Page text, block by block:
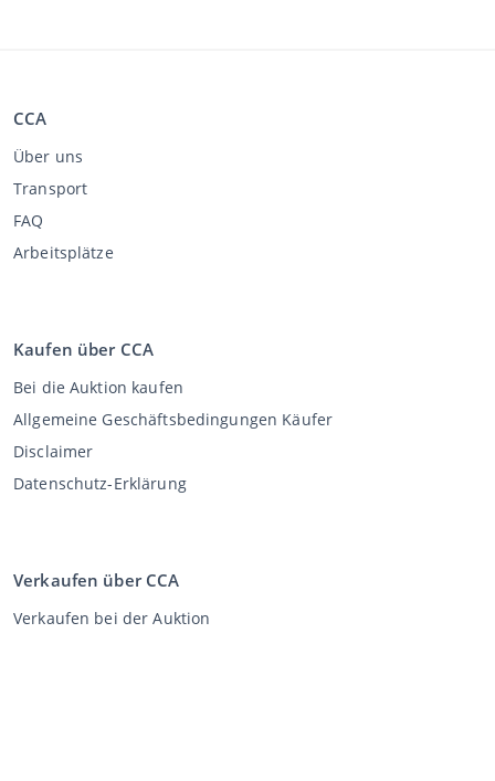
CCA
Über uns
Transport
FAQ
Arbeitsplätze
Kaufen über CCA
Bei die Auktion kaufen
Allgemeine Geschäftsbedingungen Käufer
Disclaimer
Datenschutz-Erklärung
Verkaufen über CCA
Verkaufen bei der Auktion